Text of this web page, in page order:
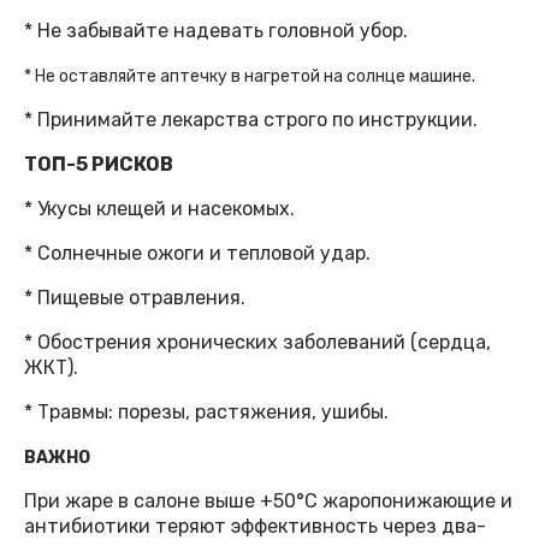
* Не забывайте надевать головной убор.
* Не оставляйте аптечку в нагретой на солнце машине.
* Принимайте лекарства строго по инструкции.
ТОП-5 РИСКОВ
* Укусы клещей и насекомых.
* Солнечные ожоги и тепловой удар.
* Пищевые отравления.
* Обострения хронических заболеваний (сердца,
ЖКТ).
* Травмы: порезы, растяжения, ушибы.
ВАЖНО
При жаре в салоне выше +50°C жаропонижающие и
антибиотики теряют эффективность через два-